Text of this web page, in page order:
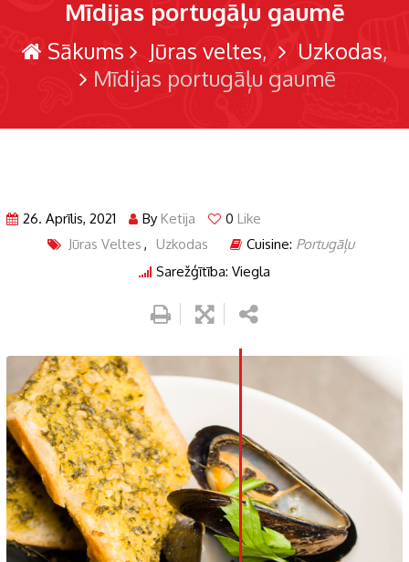
Mīdijas portugāļu gaumē
Sākums Jūras veltes
Uzkodas
Mīdijas portugāļu gaumē
26. Aprīlis, 2021 By Ketija 0 Like
Jūras Veltes , Uzkodas Cuisine: Portugāļu
Sarežģītība: Viegla
LinkedIn
Whatsapp
Pinterest